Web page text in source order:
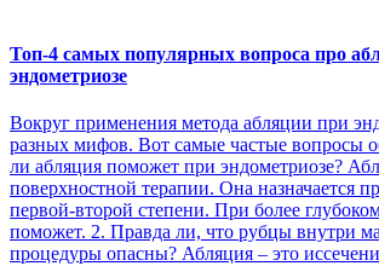
Топ-4 самых популярных вопроса про
эндометриозе
Вокруг применения метода абляции при
разных мифов. Вот самые частые вопросы
ли абляция поможет при эндометриозе?
поверхностной терапии. Она назначается
первой-второй степени. При более
поможет. 2. Правда ли, что рубцы внутри
процедуры опасны? Абляция – это